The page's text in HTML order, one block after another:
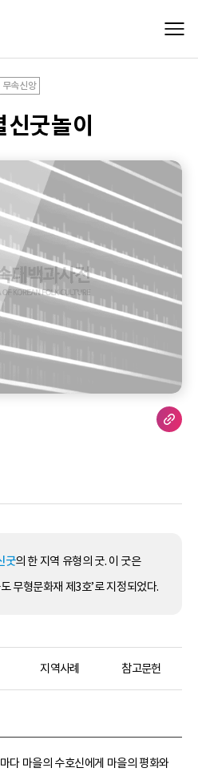
무속신앙
굿놀이
굿의 한 지역 유형의 굿. 이 굿은
무형문화재 제3호’로 지정되었다.
지역사례 참고문헌
다 마을의 수호신에게 마을의 평화와